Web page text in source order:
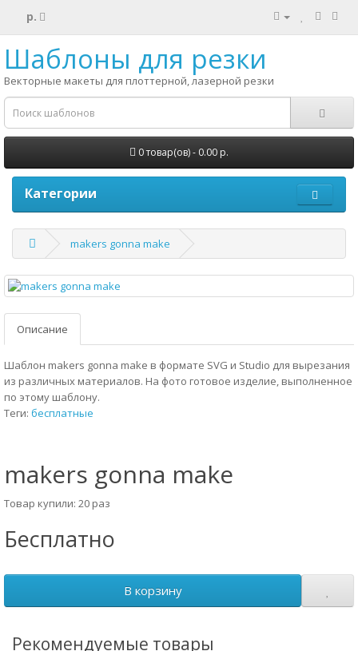
р.
Шаблоны для резки
Векторные макеты для плоттерной, лазерной резки
0 товар(ов) - 0.00 р.
Категории
makers gonna make
Описание
Шаблон makers gonna make в формате SVG и Studio для вырезания
из различных материалов. На фото готовое изделие, выполненное
по этому шаблону.
Теги: бесплатные
makers gonna make
Товар купили: 20 раз
Бесплатно
В корзину
Рекомендуемые товары